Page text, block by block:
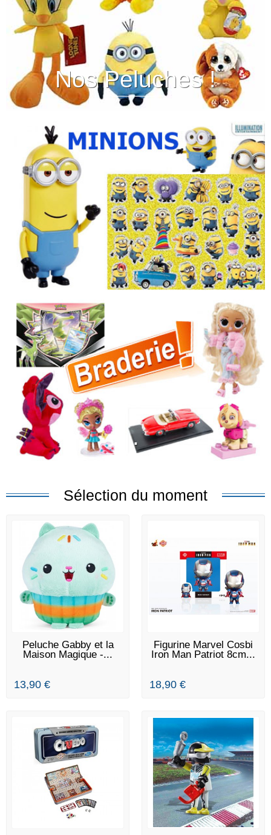
Nos Peluches !
.
Sélection du moment
EN STOCK
Peluche Gabby et la
Maison Magique -...
13,90 €
EN STOCK
Figurine Marvel Cosbi
Iron Man Patriot 8cm...
18,90 €